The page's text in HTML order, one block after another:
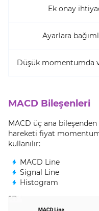
Ek onay
Ayarlara
Düşük momentumda
MACD Bileşenleri
MACD üç ana
hareketi fiyat
kullanılır:
MACD Line
Signal Line
Histogram